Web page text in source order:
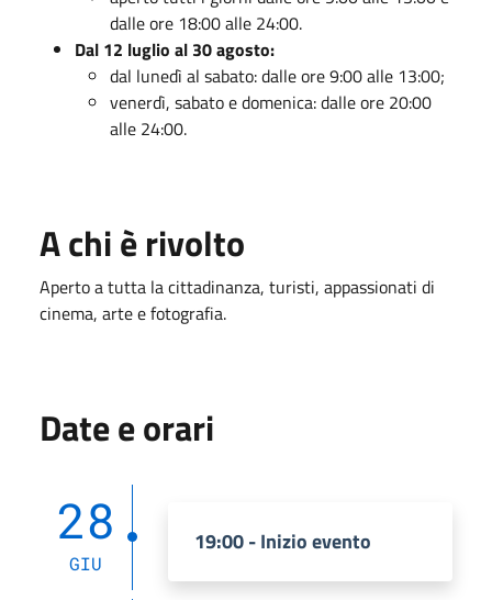
dalle ore 18:00 alle 24:00.
Dal 12 luglio al 30 agosto:
dal lunedì al sabato: dalle ore 9:00 alle 13:00;
venerdì, sabato e domenica: dalle ore 20:00
alle 24:00.
A chi è rivolto
Aperto a tutta la cittadinanza, turisti, appassionati di
cinema, arte e fotografia.
Date e orari
28
GIU
19:00 - Inizio evento